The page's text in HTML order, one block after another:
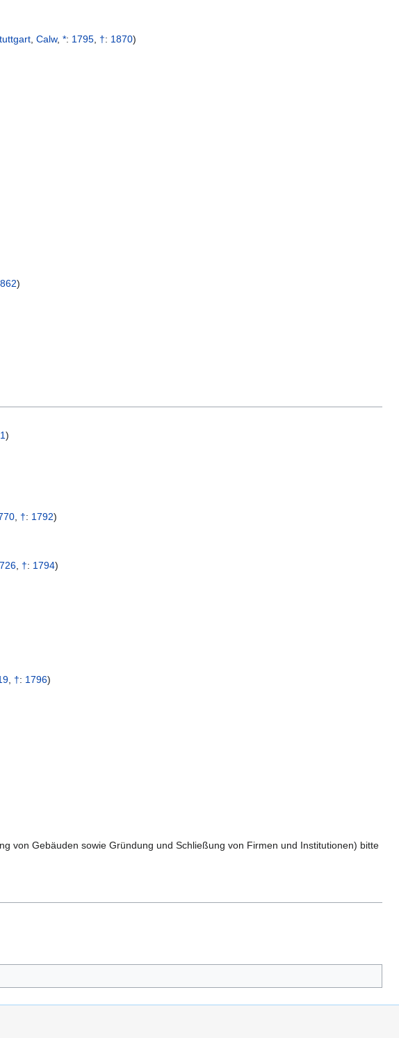
,Calw,*: 1795, †: 1870)
)
)
†: 1792)
†: 1794)
†: 1796)
von Gebäuden sowie Gründung und Schließung von Firmen und Institutionen) bitte